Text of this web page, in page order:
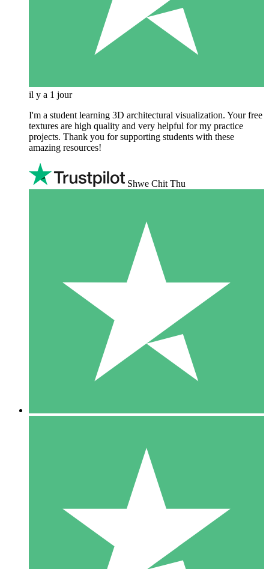
il y a 1 jour
I'm a student learning 3D architectural visualization. Your free
textures are high quality and very helpful for my practice
projects. Thank you for supporting students with these
amazing resources!
Shwe Chit Thu